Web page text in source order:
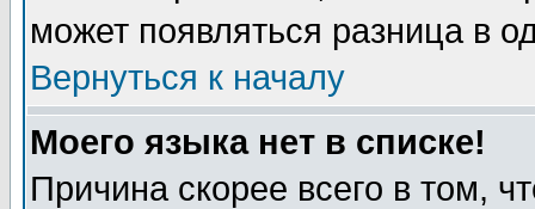
может появляться разница в
Вернуться к началу
Моего языка нет в списке!
Причина скорее всего в том,